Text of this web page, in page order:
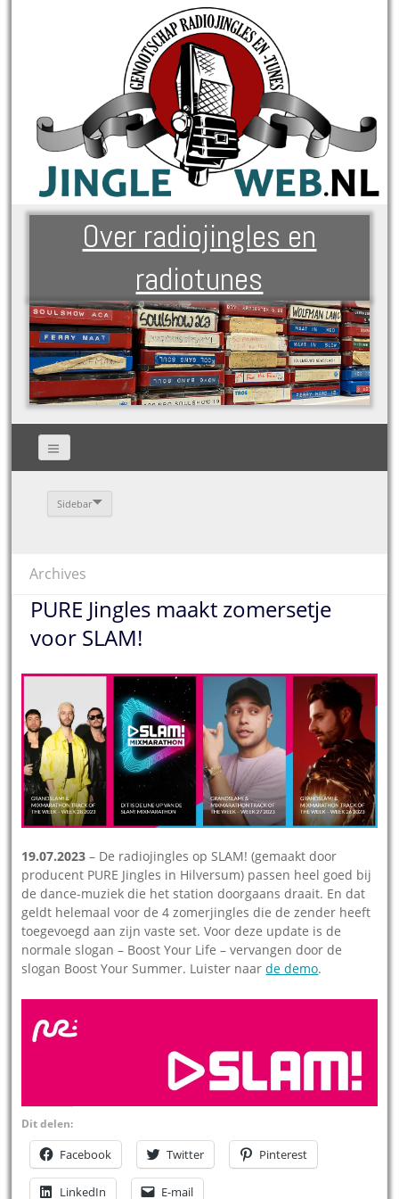
Over radiojingles en
radiotunes
Sidebar
Archives
PURE Jingles maakt zomersetje
voor SLAM!
19.07.2023 – De radiojingles op SLAM! (gemaakt door
producent PURE Jingles in Hilversum) passen heel goed bij
de dance-muziek die het station doorgaans draait. En dat
geldt helemaal voor de 4 zomerjingles die de zender heeft
toegevoegd aan zijn vaste set. Voor deze update is de
normale slogan – Boost Your Life – vervangen door de
slogan Boost Your Summer. Luister naarde demo.
Dit delen:
Facebook Twitter Pinterest
LinkedIn E-mail